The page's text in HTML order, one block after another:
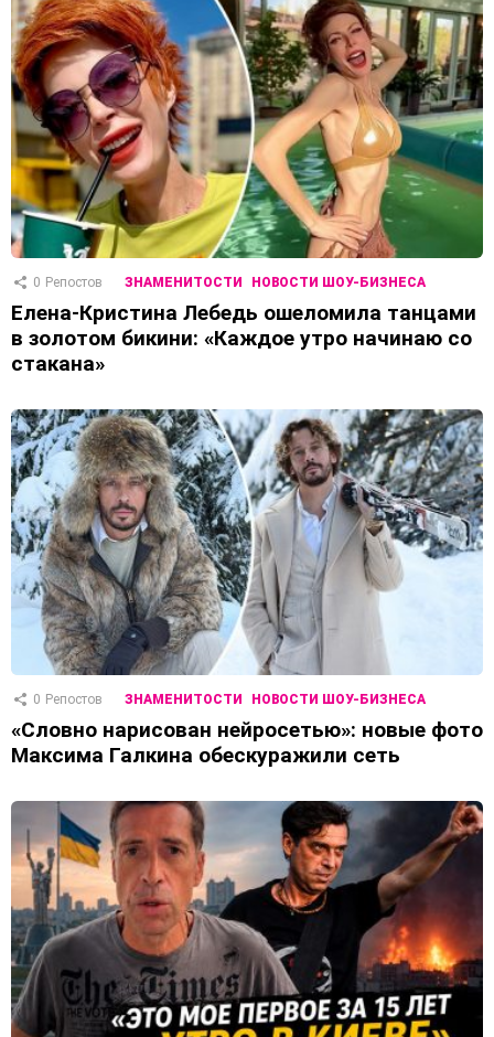
0 Репостов ЗНАМЕНИТОСТИ НОВОСТИ ШОУ-БИЗНЕСА
Елена-Кристина Лебедь ошеломила танцами
в золотом бикини: «Каждое утро начинаю со
стакана»
0 Репостов ЗНАМЕНИТОСТИ НОВОСТИ ШОУ-БИЗНЕСА
«Словно нарисован нейросетью»: новые фото
Максима Галкина обескуражили сеть